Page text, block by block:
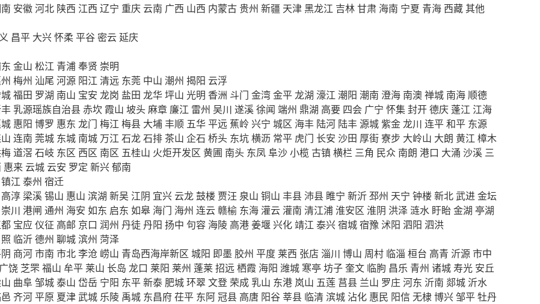
安徽河北 陕西 江西 辽宁 重庆 云南 广西 山西 内蒙古 贵州 新疆 天津黑龙江 吉林甘肃 海南 宁夏 青海 西藏其他
昌平 大兴怀柔平谷 密云延庆
金山 松江 青浦奉贤 崇明
梅州 汕尾 河源 阳江 清远 东莞 中山 潮州 揭阳 云浮
福田 罗湖 南山 宝安 龙岗 盐田 龙华坪山 光明 香洲 斗门 金湾金平龙湖 濠江 潮阳 潮南 澄海 南澳禅城 南海 顺德
乳源瑶族自治县赤坎 霞山 坡头麻章 廉江 雷州 吴川 遂溪徐闻 端州 鼎湖 高要 四会 广宁 怀集封开德庆 蓬江 江海
惠阳 博罗 惠东 龙门 梅江 梅县 大埔丰顺 五华平远 蕉岭 兴宁 城区 海丰 陆河 陆丰源城紫金龙川 连平和平 东源
连南 莞城 东城 南城 万江 石龙石排茶山 企石 桥头 东坑横沥 常平 虎门 长安 沙田 厚街寮步 大岭山 大朗 黄江 樟木
道滘 石岐 东区 西区 南区 五桂山 火炬开发区 黄圃 南头 东凤阜沙小榄 古镇横栏 三角 民众 南朗 港口 大涌 沙溪 三
惠来 云城 云安 罗定 新兴郁南
镇江 泰州 宿迁
高淳 梁溪锡山 惠山 滨湖 新吴 江阴 宜兴 云龙鼓楼 贾汪 泉山 铜山 丰县 沛县 睢宁 新沂邳州 天宁 钟楼 新北武进金坛
崇川 港闸 通州 海安 如东 启东 如皋 海门 海州 连云赣榆 东海灌云灌南 清江浦淮安区 淮阴 洪泽 涟水 盱眙金湖 亭湖
宝应 仪征 高邮 京口 润州 丹徒丹阳 扬中 句容 海陵 高港姜堰兴化靖江 泰兴宿城宿豫 沭阳 泗阳 泗洪
临沂德州 聊城滨州 菏泽
商河市南 市北李沧 崂山 青岛西海岸新区 城阳 即墨 胶州 平度 莱西 张店 淄川 博山 周村 临淄 桓台 高青 沂源市中
广饶 芝罘福山 牟平 莱山 长岛 龙口 莱阳 莱州 蓬莱招远 栖霞 海阳 潍城 寒亭 坊子奎文 临朐 昌乐 青州 诸城寿光 安丘
曲阜邹城泰山 岱岳 宁阳 东平新泰 肥城环翠文登 荣成乳山 东港 岚山 五莲 莒县 兰山 罗庄河东 沂南 郯城 沂水
齐河平原 夏津武城 乐陵 禹城 东昌府茌平 东阿冠县 高唐 阳谷莘县 临清滨城 沾化 惠民 阳信无棣博兴邹平牡丹